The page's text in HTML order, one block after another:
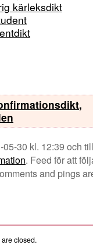
kärleksdikt
,
30 kl. 12:39 och
. Feed för att
and pings
closed.